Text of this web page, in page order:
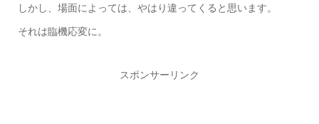
しかし、場面によっては、やはり違ってくると思います。
それは臨機応変に。
スポンサーリンク